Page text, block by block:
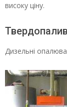
високу ціну.
Дизельні